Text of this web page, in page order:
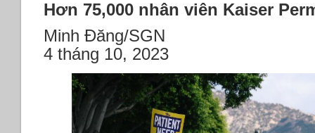
Hơn 75,000 nhân viên Kaiser
Minh Đăng/SGN
4 tháng 10, 2023